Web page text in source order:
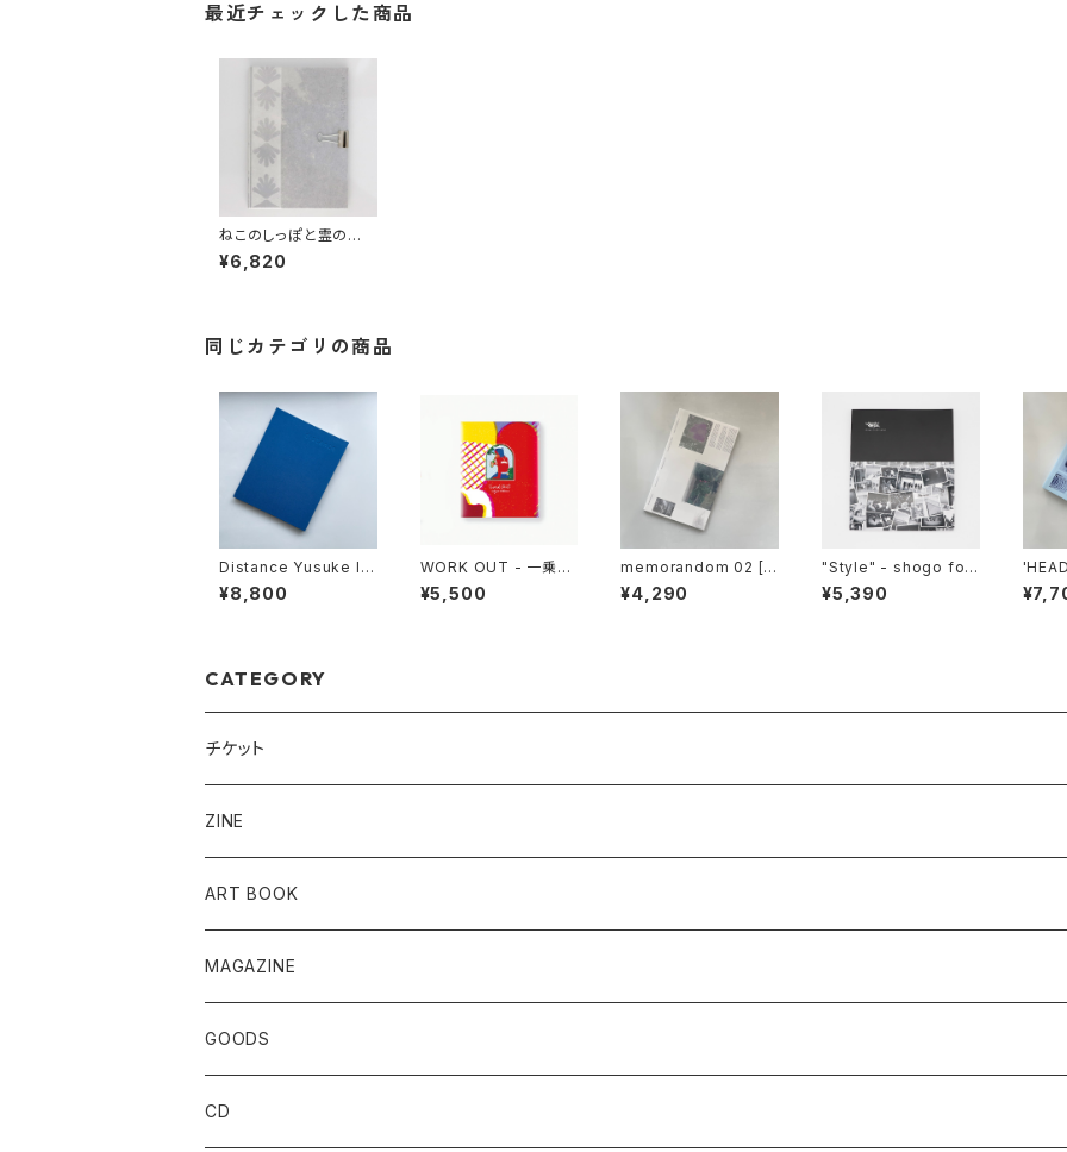
最近チェックした商品
ねこのしっぽと霊の首 -
Taka Mayumi
¥6,820
同じカテゴリの商品
Distance Yusuke Id
e
¥8,800
WORK OUT - 一乗ひ
かる
¥5,500
memorandom 02 [E
motional Particles] :
Sayaka Maruyama
¥4,290
"Style" - shogo folk
skai
¥5,390
s 2013-
ird
CATEGORY
チケット
ZINE
ART BOOK
MAGAZINE
GOODS
CD